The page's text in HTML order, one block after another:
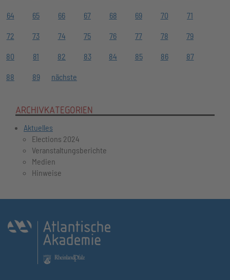
64 65 66 67 68 69 70 71
72 73 74 75 76 77 78 79
80 81 82 83 84 85 86 87
88 89 nächste
ARCHIVKATEGORIEN
Aktuelles
Elections 2024
Veranstaltungsberichte
Medien
Hinweise